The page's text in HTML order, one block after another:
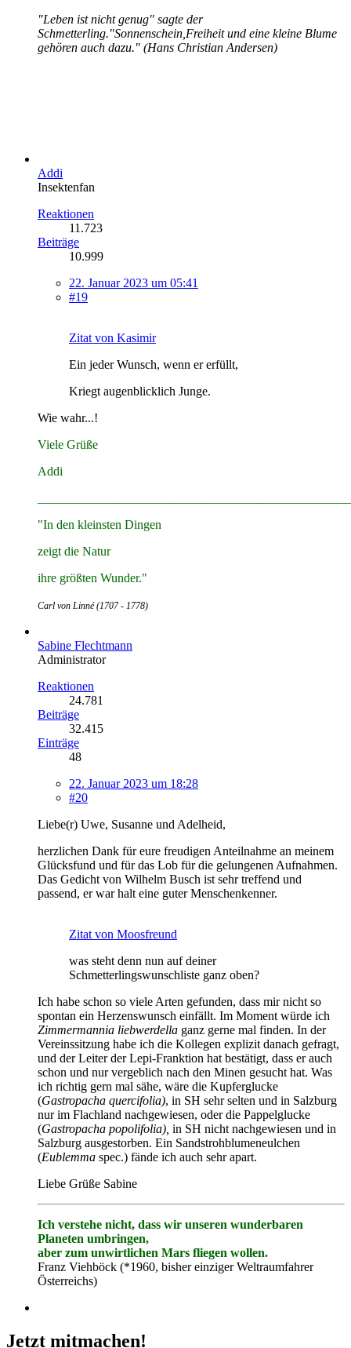
"Leben ist nicht genug" sagte der
Schmetterling."Sonnenschein,Freiheit und eine kleine Blume
gehören auch dazu." (Hans Christian Andersen)
Addi
Insektenfan
Reaktionen
11.723
Beiträge
10.999
22. Januar 2023 um 05:41
#19
Zitat von Kasimir
Ein jeder Wunsch, wenn er erfüllt,
Kriegt augenblicklich Junge.
Wie wahr...!
Viele Grüße
Addi
"In den kleinsten Dingen
zeigt die Natur
ihre größten Wunder."
Carl von Linné (1707 - 1778)
Sabine Flechtmann
Administrator
Reaktionen
24.781
Beiträge
32.415
Einträge
48
22. Januar 2023 um 18:28
#20
Liebe(r) Uwe, Susanne und Adelheid,
herzlichen Dank für eure freudigen Anteilnahme an meinem
Glücksfund und für das Lob für die gelungenen Aufnahmen.
Das Gedicht von Wilhelm Busch ist sehr treffend und
passend, er war halt eine guter Menschenkenner.
Zitat von Moosfreund
was steht denn nun auf deiner
Schmetterlingswunschliste ganz oben?
Ich habe schon so viele Arten gefunden, dass mir nicht so
spontan ein Herzenswunsch einfällt. Im Moment würde ich
Zimmermannia liebwerdella ganz gerne mal finden. In der
Vereinssitzung habe ich die Kollegen explizit danach gefragt,
und der Leiter der Lepi-Franktion hat bestätigt, dass er auch
schon und nur vergeblich nach den Minen gesucht hat. Was
ich richtig gern mal sähe, wäre die Kupferglucke
(Gastropacha quercifolia), in SH sehr selten und in Salzburg
nur im Flachland nachgewiesen, oder die Pappelglucke
(Gastropacha popolifolia), in SH nicht nachgewiesen und in
Salzburg ausgestorben. Ein Sandstrohblumeneulchen
(Eublemma spec.) fände ich auch sehr apart.
Liebe Grüße Sabine
Ich verstehe nicht, dass wir unseren wunderbaren
Planeten umbringen,
aber zum unwirtlichen Mars fliegen wollen.
Franz Viehböck (*1960, bisher einziger Weltraumfahrer
Österreichs)
Jetzt mitmachen!